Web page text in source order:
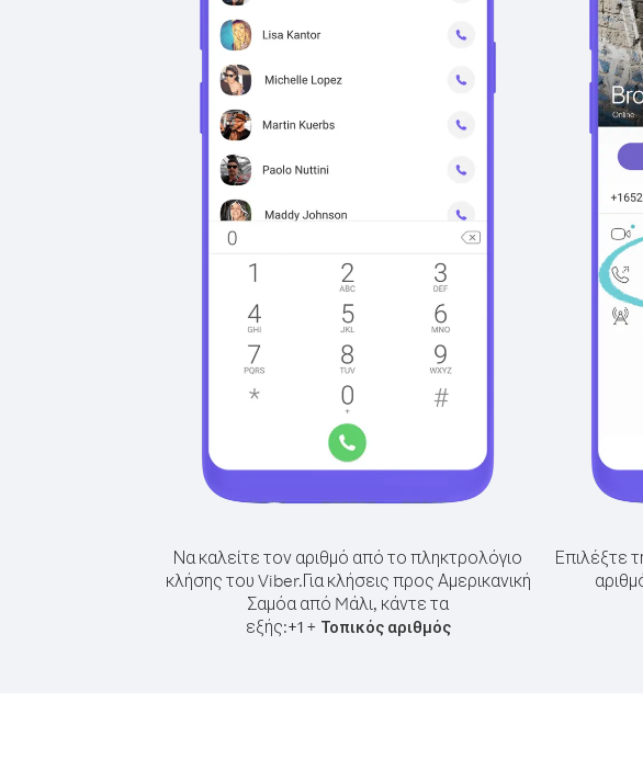
Να καλείτε τον αριθμό από το πληκτρολόγιο
κλήσης του Viber.Για κλήσεις προς Αμερικανική
Σαμόα από Mάλι, κάντε τα
εξής:+1+ Τοπικός αριθμός
Επιλέξτε